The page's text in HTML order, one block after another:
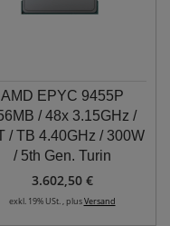
AMD EPYC 9455P
/ 48x 3.15GHz /
/ TB 4.40GHz / 300W
/ 5th Gen. Turin
3.602,50 €
exkl. 19% USt. , plusVersand